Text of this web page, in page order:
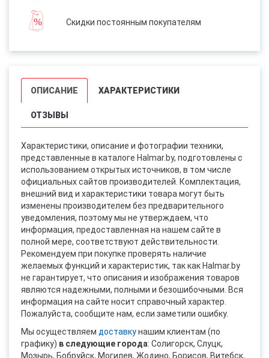
Скидки постоянным покупателям
ОПИСАНИЕ ХАРАКТЕРИСТИКИ
ОТЗЫВЫ
Характеристики, описание и фотографии техники,
представленные в каталоге Halmar.by, подготовлены с
использованием открытых источников, в том числе
официальных сайтов производителей. Комплектация,
внешний вид и характеристики товара могут быть
изменены производителем без предварительного
уведомления, поэтому мы не утверждаем, что
информация, предоставленная на нашем сайте в
полной мере, соответствуют действительности.
Рекомендуем при покупке проверять наличие
желаемых функций и характеристик, так как Halmar.by
не гарантирует, что описания и изображения товаров
являются надежными, полными и безошибочными. Вся
информация на сайте носит справочный характер.
Пожалуйста, сообщите нам, если заметили ошибку.
Мы осуществляем доставкунашим клиентам (по
графику) в следующие города: Солигорск, Слуцк,
Мозырь, Бобруйск, Могилев, Жодино, Борисов, Витебск,